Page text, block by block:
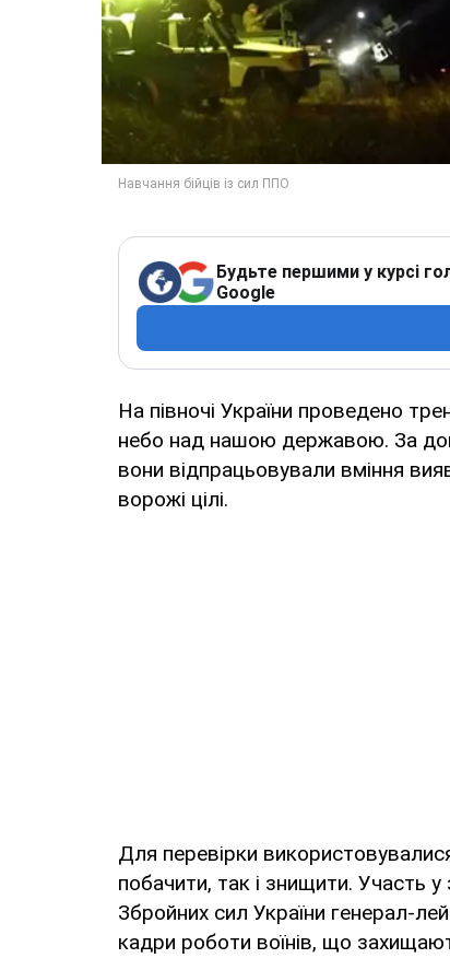
Будьте першими у курсі
Google
На півночі України проведено
небо над нашою державою. За
вони відпрацьовували вміння
ворожі цілі.
Для перевірки
побачити, так і знищити. Участь
Збройних сил України генерал-
кадри роботи воїнів, що